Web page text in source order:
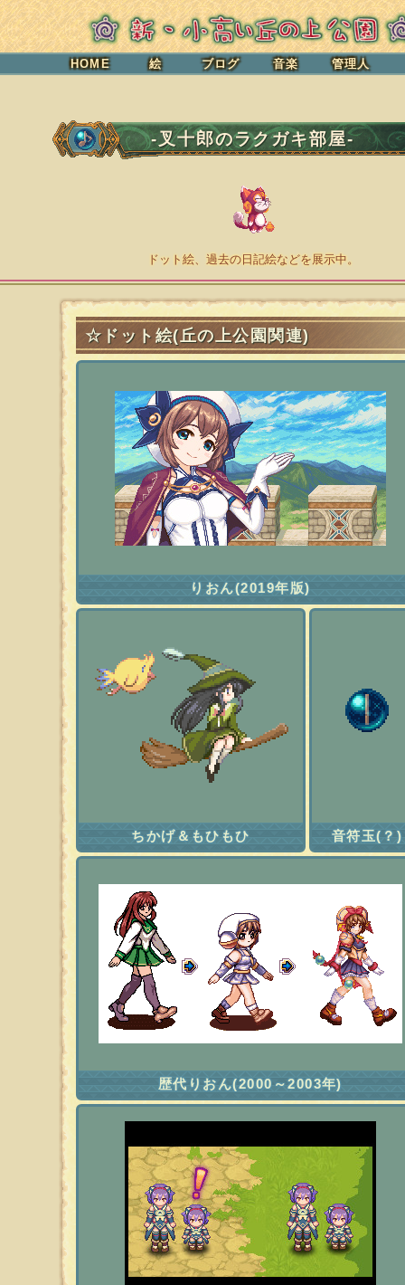
HOME 絵 ブログ 音楽 管理人
-叉十郎のラクガキ部屋-
ドット絵、過去の日記絵などを展示中。
☆ドット絵(丘の上公園関連)